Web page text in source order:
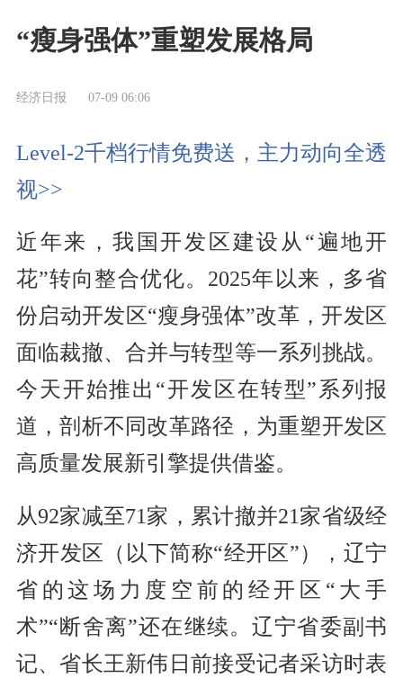
“瘦身强体”重塑发展格局
经济日报 07-09 06:06
Level-2千档行情免费送，主力动向全透
视>>
近年来，我国开发区建设从“遍地开
花”转向整合优化。2025年以来，多省
份启动开发区“瘦身强体”改革，开发区
面临裁撤、合并与转型等一系列挑战。
今天开始推出“开发区在转型”系列报
道，剖析不同改革路径，为重塑开发区
高质量发展新引擎提供借鉴。
从92家减至71家，累计撤并21家省级经
济开发区（以下简称“经开区”），辽宁
省的这场力度空前的经开区“大手
术”“断舍离”还在继续。辽宁省委副书
记、省长王新伟日前接受记者采访时表